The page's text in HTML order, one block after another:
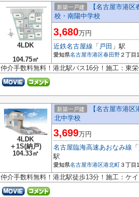
4LDK
104.75㎡
新築一戸建
【名古屋市港
校・南陽中学校
3,680万円
近鉄名古屋線 「 戸田 」駅
愛知県名古屋市港区春田野 ２丁目
仲介手数料無料！港北駅バス16分！施工：東
4LDK
＋1S(納戸)
104.33㎡
新築一戸建
【名古屋市港
北中学校
3,699万円
名古屋臨海高速あおなみ線 「
駅
愛知県名古屋市港区港北町３丁目
仲介手数料無料！港北駅徒歩13分！施工：ケ